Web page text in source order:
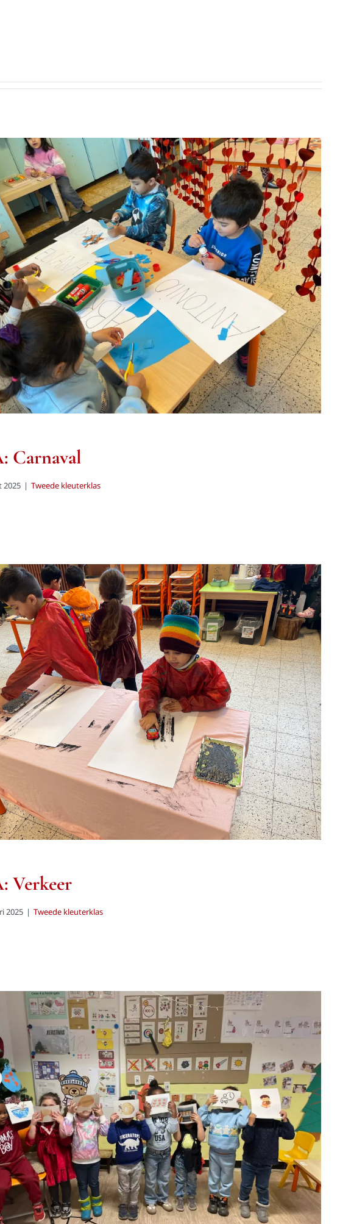
2KA: Carnaval
Tweede kleuterklas
Carnaval
2025 | Tweede kleuterklas
2KA: Verkeer
Tweede kleuterklas
Verkeer
2025 | Tweede kleuterklas
2KA: Kerstmis
Tweede kleuterklas